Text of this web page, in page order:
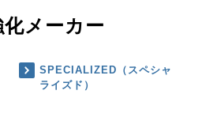
化メーカー
SPECIALIZED（スペシャ
ライズド）